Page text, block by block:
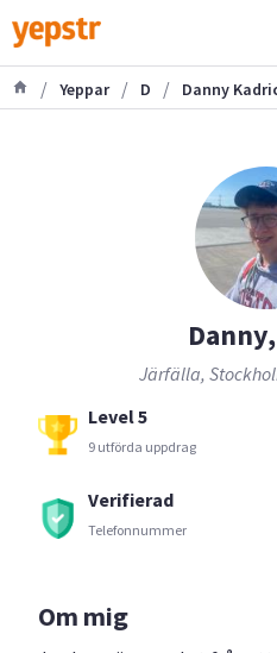
/ Yeppar / D / Danny
Järfälla,
Level 5
9 utförda uppdrag
Verifierad
Telefonnummer
Om mig